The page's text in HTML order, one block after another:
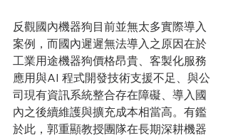
反觀國內機器狗目前並無太多實際導入
案例，而國內遲遲無法導入之原因在於
工業用途機器狗價格昂貴、客製化服務
應用與AI 程式開發技術支援不足、與公
司現有資訊系統整合存在障礙、導入國
內之後續維護與擴充成本相當高。有鑑
於此，郭重顯教授團隊在長期深耕機器